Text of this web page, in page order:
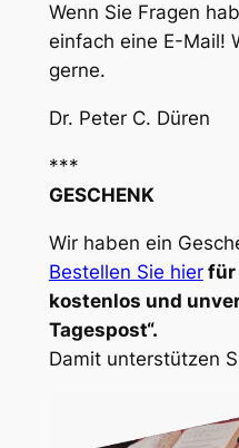
Wenn Sie Fragen
einfach eine E-Mail!
gerne.
Dr. Peter C. Düren
***
GESCHENK
Wir haben ein
Bestellen Sie hier für
kostenlos und
Tagespost“.
Damit unterstützen